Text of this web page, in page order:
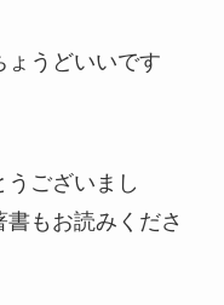
ょうどいいです
ございまし
もお読みくださ